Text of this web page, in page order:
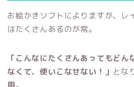
お絵かきソフトによりますが、レ
はたくさんあるのが常。
「こんなにたくさんあってもどん
なくて、使いこなせない！」 とな
用。